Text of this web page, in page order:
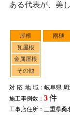
屋根
瓦屋根
金属屋根
その他
雨樋
対応地域：岐阜県 周
施工事例数： 3件
工事店住所：三重県桑
ある代表が、美